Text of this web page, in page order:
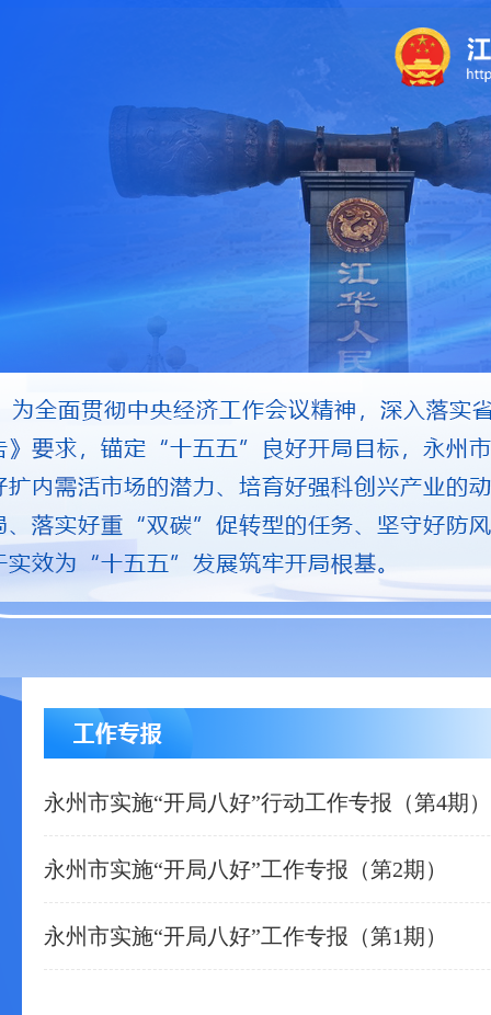
永州市实施“开局八好”行动工作专报（第4期）
永州市实施“开局八好”工作专报（第2期）
永州市实施“开局八好”工作专报（第1期）